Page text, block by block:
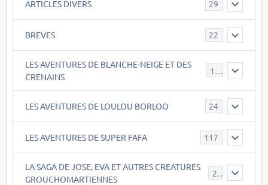
ARTICLES DIVERS 29
BREVES 22
LES AVENTURES DE BLANCHE-NEIGE ET DES
CRENAINS
17
LES AVENTURES DE LOULOU BORLOO 24
LES AVENTURES DE SUPER FAFA 117
LA SAGA DE JOSE, EVA ET AUTRES CREATURES
GROUCHOMARTIENNES
26